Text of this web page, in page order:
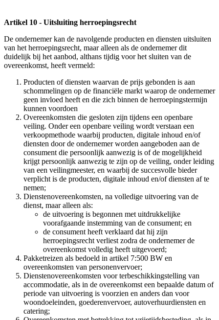
Artikel 10 - Uitsluiting herroepingsrecht
De ondernemer kan de navolgende producten en diensten uitsluiten
van het herroepingsrecht, maar alleen als de ondernemer dit
duidelijk bij het aanbod, althans tijdig voor het sluiten van de
overeenkomst, heeft vermeld:
Producten of diensten waarvan de prijs gebonden is aan
schommelingen op de financiële markt waarop de ondernemer
geen invloed heeft en die zich binnen de herroepingstermijn
kunnen voordoen
Overeenkomsten die gesloten zijn tijdens een openbare
veiling. Onder een openbare veiling wordt verstaan een
verkoopmethode waarbij producten, digitale inhoud en/of
diensten door de ondernemer worden aangeboden aan de
consument die persoonlijk aanwezig is of de mogelijkheid
krijgt persoonlijk aanwezig te zijn op de veiling, onder leiding
van een veilingmeester, en waarbij de succesvolle bieder
verplicht is de producten, digitale inhoud en/of diensten af te
nemen;
Dienstenovereenkomsten, na volledige uitvoering van de
dienst, maar alleen als:
de uitvoering is begonnen met uitdrukkelijke
voorafgaande instemming van de consument; en
de consument heeft verklaard dat hij zijn
herroepingsrecht verliest zodra de ondernemer de
overeenkomst volledig heeft uitgevoerd;
Pakketreizen als bedoeld in artikel 7:500 BW en
overeenkomsten van personenvervoer;
Dienstenovereenkomsten voor terbeschikkingstelling van
accommodatie, als in de overeenkomst een bepaalde datum of
periode van uitvoering is voorzien en anders dan voor
woondoeleinden, goederenvervoer, autoverhuurdiensten en
catering;